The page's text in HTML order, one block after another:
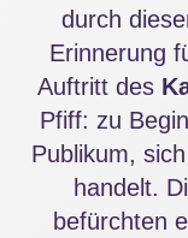
durch
Erinnerung
Auftritt des
Pfiff: zu
Publikum,
handelt.
befürchten